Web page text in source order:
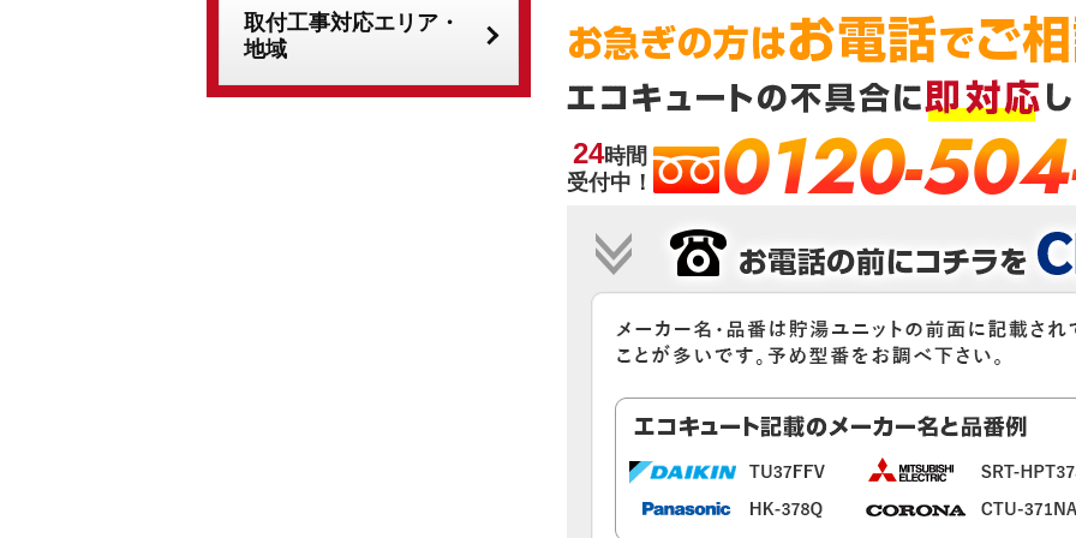
24時間
受付中！
0120-
取付工事対応エリア・
地域